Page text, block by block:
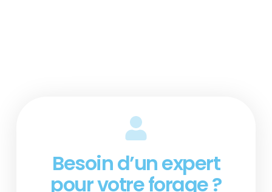
Besoin d’un expert
pour votre forage ?